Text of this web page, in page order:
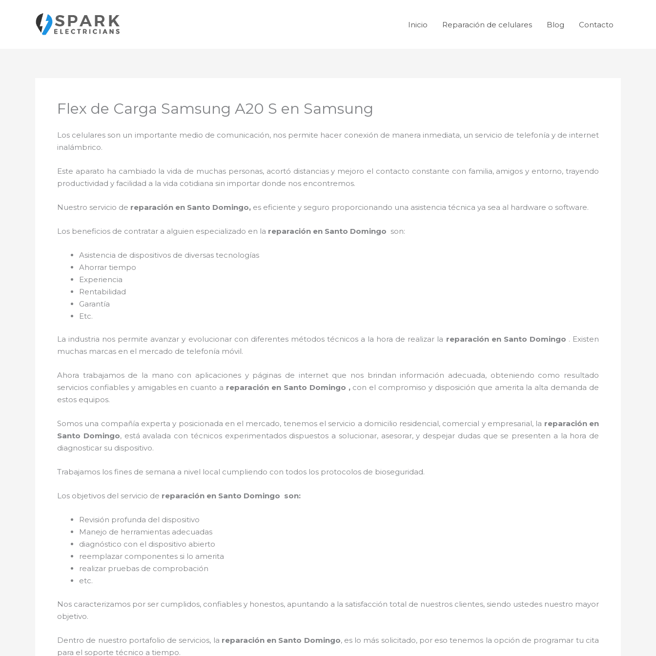
contenido
Inicio Reparación de celulares Blog Contacto
Flex de Carga Samsung A20 S en Samsung
Los celulares son un importante medio de comunicación, nos permite hacer conexión de manera inmediata, un servicio de telefonía y de internet
inalámbrico.
Este aparato ha cambiado la vida de muchas personas, acortó distancias y mejoro el contacto constante con familia, amigos y entorno, trayendo
productividad y facilidad a la vida cotidiana sin importar donde nos encontremos.
Nuestro servicio de reparación en Santo Domingo, es eficiente y seguro proporcionando una asistencia técnica ya sea al hardware o software.
Los beneficios de contratar a alguien especializado en la reparación en Santo Domingo son:
Asistencia de dispositivos de diversas tecnologías
Ahorrar tiempo
Experiencia
Rentabilidad
Garantía
Etc.
La industria nos permite avanzar y evolucionar con diferentes métodos técnicos a la hora de realizar la reparación en Santo Domingo . Existen
muchas marcas en el mercado de telefonía móvil.
Ahora trabajamos de la mano con aplicaciones y páginas de internet que nos brindan información adecuada, obteniendo como resultado
servicios confiables y amigables en cuanto a reparación en Santo Domingo , con el compromiso y disposición que amerita la alta demanda de
estos equipos.
Somos una compañía experta y posicionada en el mercado, tenemos el servicio a domicilio residencial, comercial y empresarial, la reparación en
Santo Domingo, está avalada con técnicos experimentados dispuestos a solucionar, asesorar, y despejar dudas que se presenten a la hora de
diagnosticar su dispositivo.
Trabajamos los fines de semana a nivel local cumpliendo con todos los protocolos de bioseguridad.
Los objetivos del servicio de reparación en Santo Domingo son:
Revisión profunda del dispositivo
Manejo de herramientas adecuadas
diagnóstico con el dispositivo abierto
reemplazar componentes si lo amerita
realizar pruebas de comprobación
etc.
Nos caracterizamos por ser cumplidos, confiables y honestos, apuntando a la satisfacción total de nuestros clientes, siendo ustedes nuestro mayor
objetivo.
Dentro de nuestro portafolio de servicios, la reparación en Santo Domingo, es lo más solicitado, por eso tenemos la opción de programar tu cita
para el soporte técnico a tiempo.